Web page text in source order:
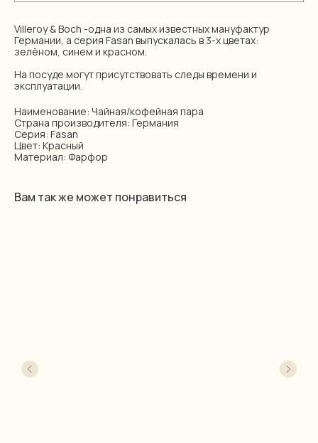
Villeroy & Boch -одна из самых известных мануфактур
Германии, а серия Fasan выпускалась в 3-х цветах:
зелёном, синем и красном.
На посуде могут присутствовать следы времени и
эксплуатации.
Наименование: Чайная/кофейная пара
Страна производителя: Германия
Серия: Fasan
Цвет: Красный
Материал: Фарфор
Вам так же может понравиться